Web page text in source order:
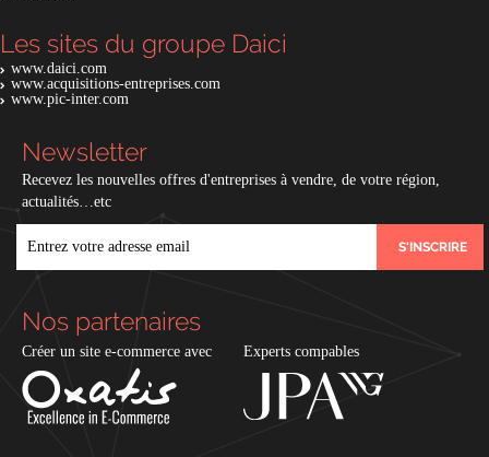
Les sites du groupe Daici
www.daici.com
www.acquisitions-entreprises.com
www.pic-inter.com
Newsletter
Recevez les nouvelles offres d'entreprises à vendre, de votre région,
actualités…etc
Nos partenaires
Créer un site e-commerce avec Experts compables